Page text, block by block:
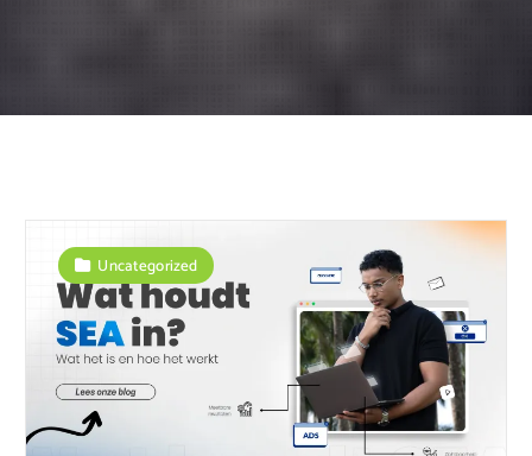
Uncategorized